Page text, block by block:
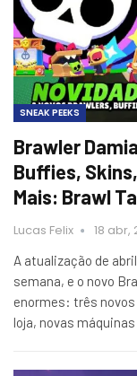
SNEAK PEEKS
Brawler
Buffies,
Mais: Brawl
Lucas Felix 18 abr,
A atualização de
semana, e o novo
enormes: três
loja, novas